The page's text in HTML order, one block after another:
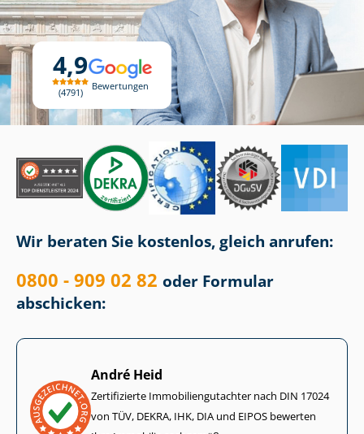
4,9
4791
Bewertungen
Wir beraten Sie kostenlos, gleich anrufen:
0800 - 909 02 82 oder Formular
abschicken:
André Heid
Zertifizierte Im­mo­bi­li­en­gut­ach­ter nach DIN 17024
von TÜV, DEKRA, IHK, DIA und EIPOS bewerten